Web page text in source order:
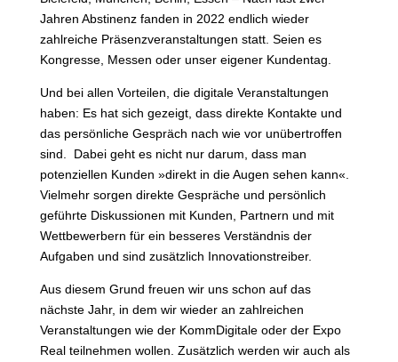
Jahren Abstinenz fanden in 2022 endlich wieder
zahlreiche Präsenzveranstaltungen statt. Seien es
Kongresse, Messen oder unser eigener Kundentag.
Und bei allen Vorteilen, die digitale Veranstaltungen
haben: Es hat sich gezeigt, dass direkte Kontakte und
das persönliche Gespräch nach wie vor unübertroffen
sind. Dabei geht es nicht nur darum, dass man
potenziellen Kunden »direkt in die Augen sehen kann«.
Vielmehr sorgen direkte Gespräche und persönlich
geführte Diskussionen mit Kunden, Partnern und mit
Wettbewerbern für ein besseres Verständnis der
Aufgaben und sind zusätzlich Innovationstreiber.
Aus diesem Grund freuen wir uns schon auf das
nächste Jahr, in dem wir wieder an zahlreichen
Veranstaltungen wie der KommDigitale oder der Expo
Real teilnehmen wollen. Zusätzlich werden wir auch als